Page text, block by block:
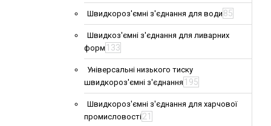
Швидкороз'ємні з'єднання для води 85
Швидкоз'ємні з'єднання для ливарних
форм 133
Універсальні низького тиску
швидкороз'ємні з'єднання 195
Швидкороз'ємні з'єднання для харчової
промисловості21